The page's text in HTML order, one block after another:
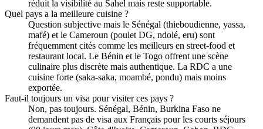
réduit la visibilité au Sahel mais reste supportable.
Quel pays a la meilleure cuisine ?
Question subjective mais le Sénégal (thieboudienne, yassa,
mafé) et le Cameroun (poulet DG, ndolé, eru) sont
fréquemment cités comme les meilleurs en street-food et
restaurant local. Le Bénin et le Togo offrent une scène
culinaire plus discrète mais authentique. La RDC a une
cuisine forte (saka-saka, moambé, pondu) mais moins
exportée.
Faut-il toujours un visa pour visiter ces pays ?
Non, pas toujours. Sénégal, Bénin, Burkina Faso ne
demandent pas de visa aux Français pour les courts séjours